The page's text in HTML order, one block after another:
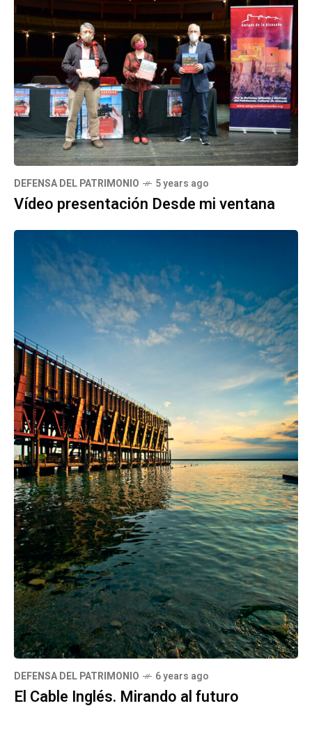
DEFENSA DEL PATRIMONIO 5 years ago
Vídeo presentación Desde mi ventana
DEFENSA DEL PATRIMONIO 6 years ago
El Cable Inglés. Mirando al futuro